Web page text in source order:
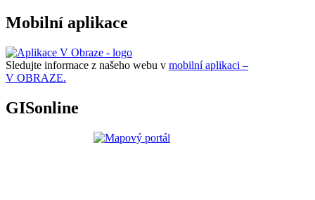
Mobilní aplikace
Sledujte informace z našeho webu v mobilní aplikaci –
V OBRAZE.
GISonline